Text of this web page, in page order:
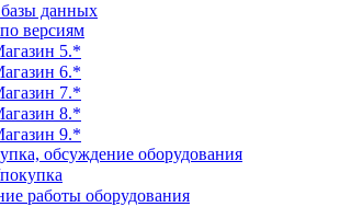
данных
версиям
5.*
6.*
7.*
8.*
9.*
обсуждение оборудования
работы оборудования